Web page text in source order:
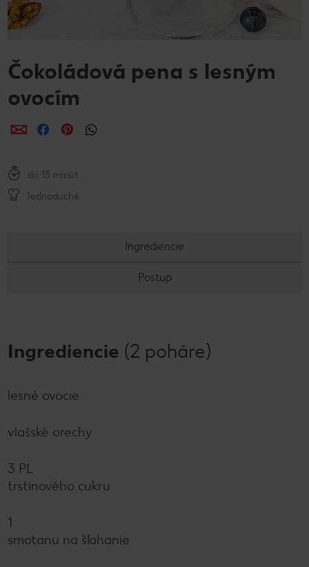
Čokoládová pena s lesným
ovocím
ZdieľaťZdieľaťZdieľať
do 15 minút
Jednoduché
Ingrediencie
Postup
Ingrediencie (2 poháre)
lesné ovocie
vlašské orechy
3 PL
trstinového cukru
1
smotanu na šľahanie